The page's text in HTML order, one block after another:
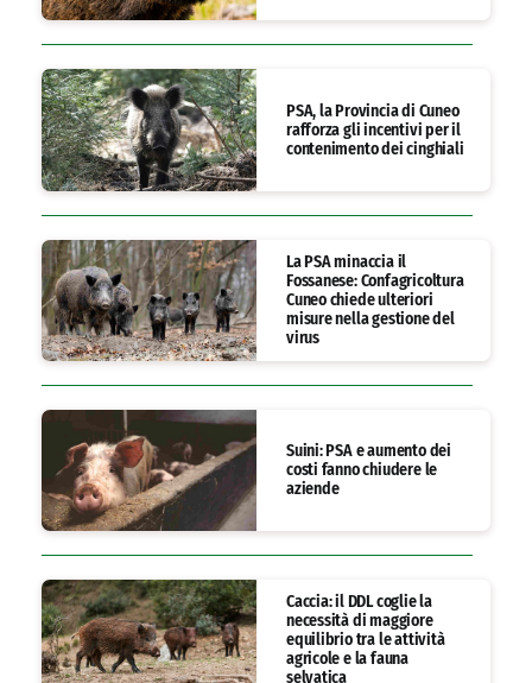
PSA, la Provincia di Cuneo
rafforza gli incentivi per il
contenimento dei cinghiali
La PSA minaccia il
Fossanese: Confagricoltura
Cuneo chiede ulteriori
misure nella gestione del
virus
Suini: PSA e aumento dei
costi fanno chiudere le
aziende
Caccia: il DDL coglie la
necessità di maggiore
equilibrio tra le attività
agricole e la fauna
selvatica